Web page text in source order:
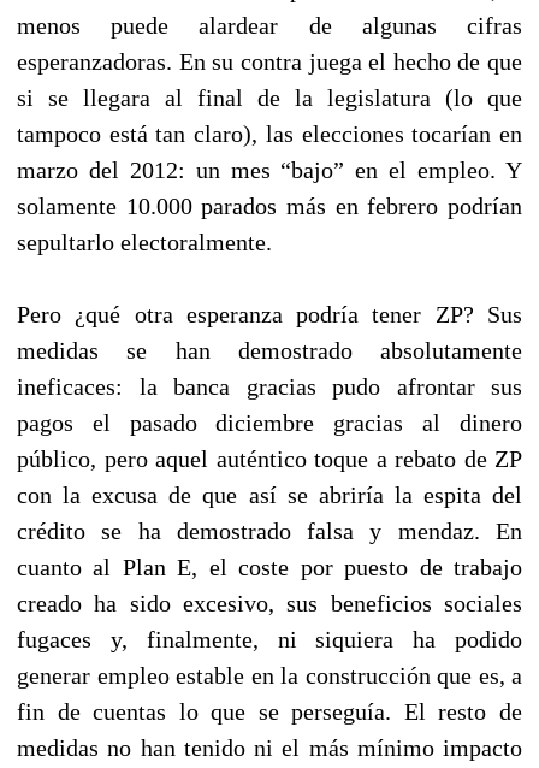
menos puede alardear de algunas cifras
esperanzadoras. En su contra juega el hecho de que
si se llegara al final de la legislatura (lo que
tampoco está tan claro), las elecciones tocarían en
marzo del 2012: un mes “bajo” en el empleo. Y
solamente 10.000 parados más en febrero podrían
sepultarlo electoralmente.
Pero ¿qué otra esperanza podría tener ZP? Sus
medidas se han demostrado absolutamente
ineficaces: la banca gracias pudo afrontar sus
pagos el pasado diciembre gracias al dinero
público, pero aquel auténtico toque a rebato de ZP
con la excusa de que así se abriría la espita del
crédito se ha demostrado falsa y mendaz. En
cuanto al Plan E, el coste por puesto de trabajo
creado ha sido excesivo, sus beneficios sociales
fugaces y, finalmente, ni siquiera ha podido
generar empleo estable en la construcción que es, a
fin de cuentas lo que se perseguía. El resto de
medidas no han tenido ni el más mínimo impacto